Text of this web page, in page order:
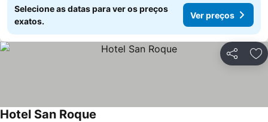
Selecione as datas para ver os preços
exatos.
Ver preços
Partilhar
Hotel San Roque